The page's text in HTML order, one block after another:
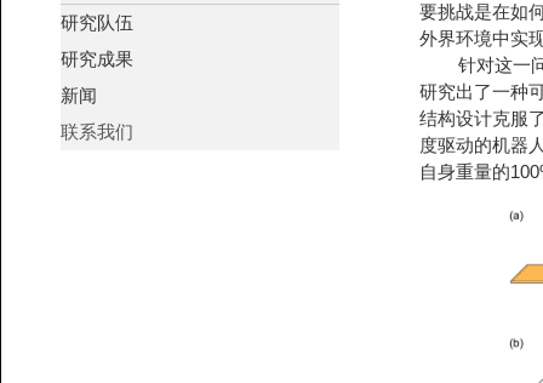
研究队伍
研究成果
新闻
联系我们
要挑战是在如
外界环境中实
针对这一问
研究出了一种
结构设计克服
度驱动的机器
自身重量的